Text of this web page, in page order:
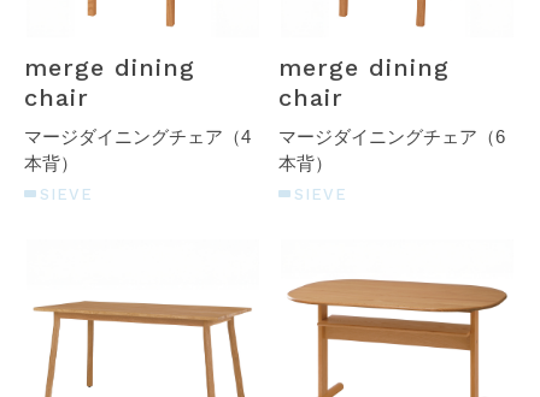
merge dining
chair
マージダイニングチェア（4
本背）
SIEVE
merge dining
chair
マージダイニングチェア（6
本背）
SIEVE